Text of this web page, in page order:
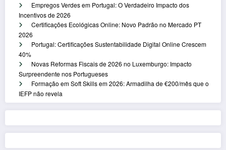
Empregos Verdes em Portugal: O Verdadeiro Impacto dos
Incentivos de 2026
Certificações Ecológicas Online: Novo Padrão no Mercado PT
2026
Portugal: Certificações Sustentabilidade Digital Online Crescem
40%
Novas Reformas Fiscais de 2026 no Luxemburgo: Impacto
Surpreendente nos Portugueses
Formação em Soft Skills em 2026: Armadilha de €200/mês que o
IEFP não revela